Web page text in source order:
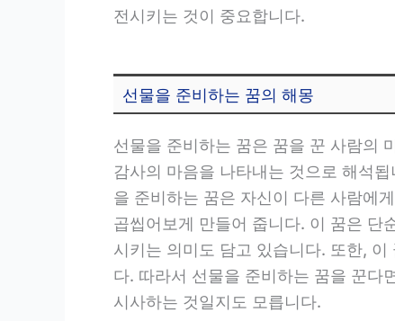
전시키는 것이 중요합니다.
선물을 준비하는 꿈의 해몽
선물을 준비하는 꿈은 꿈을 꾼 사람의
감사의 마음을 나타내는 것으로 해석
을 준비하는 꿈은 자신이 다른 사람에
곱씹어보게 만들어 줍니다. 이 꿈은 단
시키는 의미도 담고 있습니다. 또한,
다. 따라서 선물을 준비하는 꿈을 꾼다
시사하는 것일지도 모릅니다.